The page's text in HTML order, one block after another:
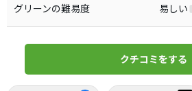
グリーンの難易度
易しい
クチコミをする